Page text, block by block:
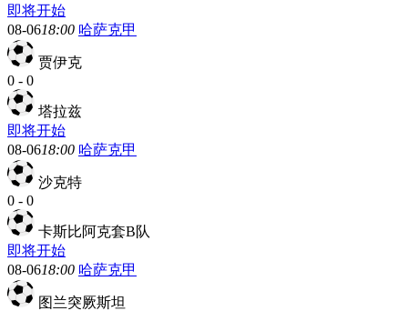
即将开始
08-0618:00 哈萨克甲
贾伊克
0 - 0
塔拉兹
即将开始
08-0618:00 哈萨克甲
沙克特
0 - 0
卡斯比阿克套B队
即将开始
08-0618:00 哈萨克甲
图兰突厥斯坦